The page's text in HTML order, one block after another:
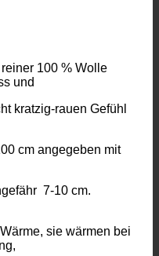
100 % Wolle
und
kratzig-rauen Gefühl
cm angegeben mit
7-10 cm.
sie wärmen bei